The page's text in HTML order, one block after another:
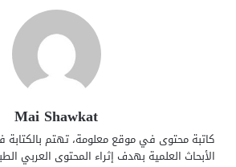
Mai Shawkat
كاتبة محتوى في موقع معلومة، تهتم
الأبحاث العلمية بهدف إثراء المحتوى العربي